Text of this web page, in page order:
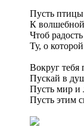
Пусть птицы
К волшебной
Чтоб
Ту, о
Вокруг тебя
Пускай в
Пусть мир и
Пусть этим